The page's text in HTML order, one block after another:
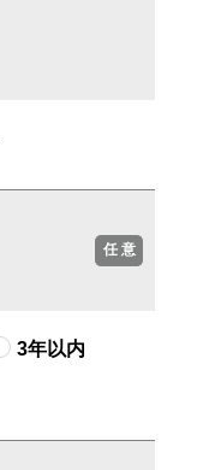
任 意
3年以内